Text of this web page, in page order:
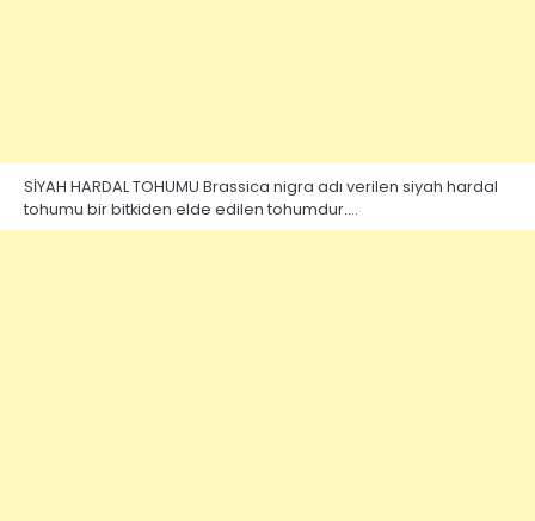
SİYAH HARDAL TOHUMU Brassica nigra adı verilen siyah hardal
tohumu bir bitkiden elde edilen tohumdur.…